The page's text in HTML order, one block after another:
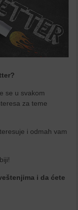
se u svakom
za teme
i odmah vam
i da ćete